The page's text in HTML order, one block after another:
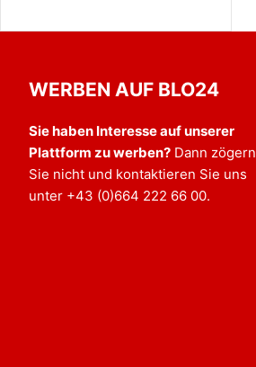
WERBEN AUF BLO24
Sie haben Interesse auf unserer
Plattform zu werben? Dann zögern
Sie nicht und kontaktieren Sie uns
unter +43 (0)664 222 66 00.